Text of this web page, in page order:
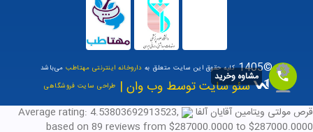
©1405 کلیه حقوق این سایت متعلق به داروخانه اینترنتی مهتاطبمی‌باشد
سئو سایت توسط وب وان | طراحی سایت فروشگاهی
قرص مولتی ویتامین آقایان آلفا Average rating: 4.53803692913523,
based on 89 reviews from $287000.0000 to $287000.0000
مشاوه وخرید